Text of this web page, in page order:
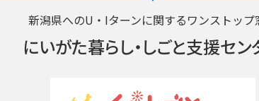
新潟県へのU・Iターンに関するワンストップ
にいがた暮らし・しごと支援セン